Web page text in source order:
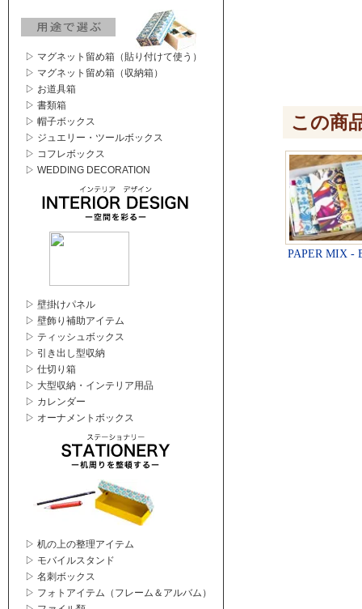
▷ マグネット留め箱（貼り付けて使う）
▷ マグネット留め箱（収納箱）
▷ お道具箱
▷ 書類箱
▷ 帽子ボックス
▷ ジュエリー・ツールボックス
▷ コフレボックス
▷ WEDDING DECORATION
▷ 壁掛けパネル
▷ 壁飾り補助アイテム
▷ ティッシュボックス
▷ 引き出し型収納
▷ 仕切り箱
▷ 大型収納・インテリア用品
▷ カレンダー
▷ オーナメントボックス
▷ 机の上の整理アイテム
▷ モバイルスタンド
▷ 名刺ボックス
▷ フォトアイテム（フレーム＆アルバム）
この商
PAPER MIX -